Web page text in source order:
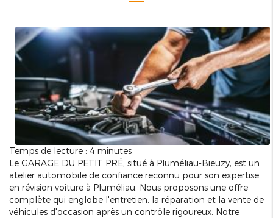
Temps de lecture : 4 minutes
Le GARAGE DU PETIT PRÉ, situé à Pluméliau-Bieuzy, est un
atelier automobile de confiance reconnu pour son expertise
en révision voiture à Pluméliau. Nous proposons une offre
complète qui englobe l'entretien, la réparation et la vente de
véhicules d'occasion après un contrôle rigoureux. Notre